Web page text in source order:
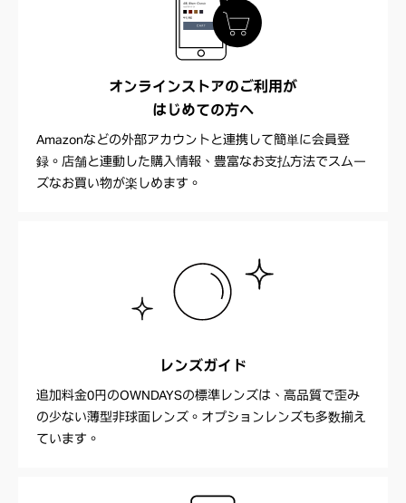
オンラインストアのご利用が
はじめての方へ
Amazonなどの外部アカウントと連携して簡単に会員登
録。店舗と連動した購入情報、豊富なお支払方法でスムー
ズなお買い物が楽しめます。
レンズガイド
追加料金0円のOWNDAYSの標準レンズは、高品質で歪み
の少ない薄型非球面レンズ。オプションレンズも多数揃え
ています。